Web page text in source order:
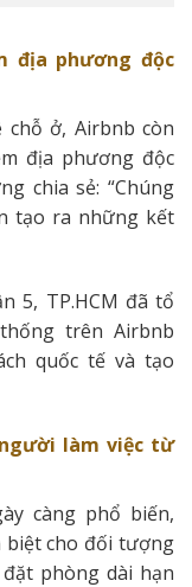
địa phương độc
chỗ ở, Airbnb còn
địa phương độc
chia sẻ: “Chúng
tạo ra những kết
5, TP.HCM đã tổ
trên Airbnb
quốc tế và tạo
làm việc từ
càng phổ biến,
biệt cho đối tượng
phòng dài hạn